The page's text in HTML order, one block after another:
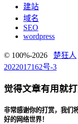
建站
域名
SEO
wordpress
© 100%-2026 楚狂人
2022017162号-3
觉得文章有用就
非常感谢你的打赏，我们
好的网络世界！